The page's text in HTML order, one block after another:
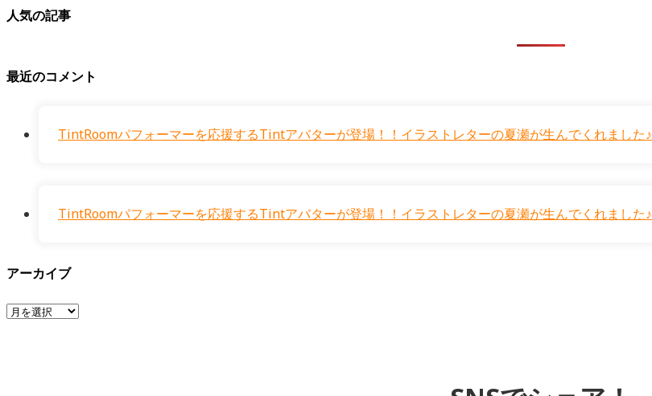
人気の記事
最近のコメント
TintRoomパフォーマーを応援するTintアバターが登場！！イラストレターの夏瀬が生んでくれました♪
TintRoomパフォーマーを応援するTintアバターが登場！！イラストレターの夏瀬が生んでくれました♪
アーカイブ
ア